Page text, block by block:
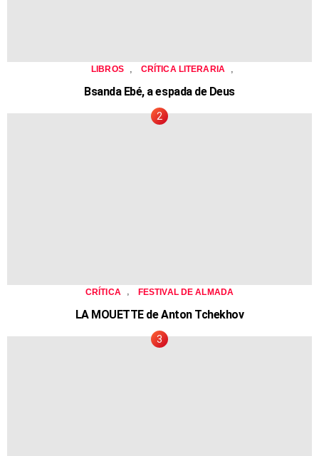
LIBROS CRÍTICA LITERARIA
Bsanda Ebé, a espada de Deus
CRÍTICA , FESTIVAL DE ALMADA
LA MOUETTE de Anton Tchekhov